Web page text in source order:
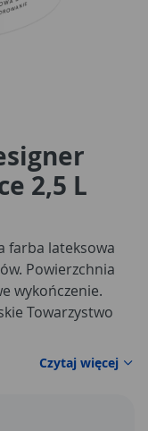
2,5 L
farba lateksowa
Powierzchnia
wykończenie.
Towarzystwo
Czytaj więcej